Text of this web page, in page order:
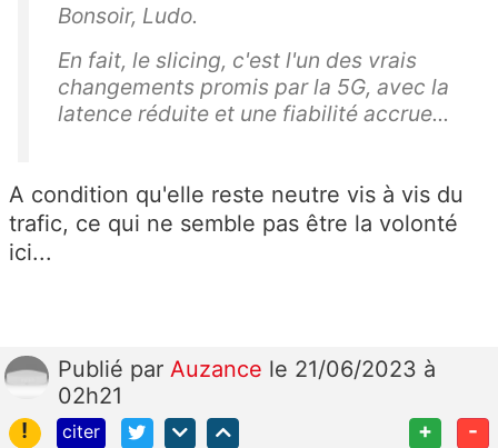
Bonsoir, Ludo.
En fait, le slicing, c'est l'un des vrais
changements promis par la 5G, avec la
latence réduite et une fiabilité accrue...
A condition qu'elle reste neutre vis à vis du
trafic, ce qui ne semble pas être la volonté
ici...
Publié par Auzance le 21/06/2023 à
02h21
!
citer + -